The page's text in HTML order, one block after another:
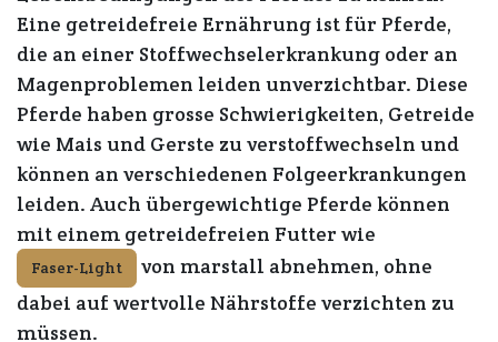
Eine getreidefreie Ernährung ist für Pferde,
die an einer Stoffwechselerkrankung oder an
Magenproblemen leiden unverzichtbar. Diese
Pferde haben grosse Schwierigkeiten, Getreide
wie Mais und Gerste zu verstoffwechseln und
können an verschiedenen Folgeerkrankungen
leiden. Auch übergewichtige Pferde können
mit einem getreidefreien Futter wie
Faser-Light
von marstall abnehmen, ohne
dabei auf wertvolle Nährstoffe verzichten zu
müssen.